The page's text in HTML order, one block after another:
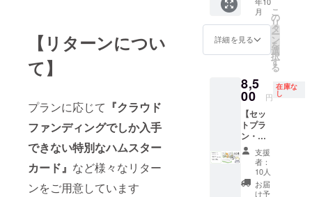
【リターンについ
て】
プランに応じて 『クラウド
ファンディングでしか入手
できない特別なハムスター
カード』 など様々なリター
ンをご用意しています
単品で
は遊べ
ません
混ぜて
遊べ
る！特
カー
ド ３
種セッ
ト（非
売品）
ハムス
ターの
名刺
ランダ
ムで３
枚（非
月
詳細を見る
こ
の
リ
タ
ー
ン
を
選
択
す
る
8,5
00 円
在庫な
し
【セッ
トプラ
ン・超
早割】
『HAM-
LOG』
１個
『HAM-
支援
者：
10人
お届
け予